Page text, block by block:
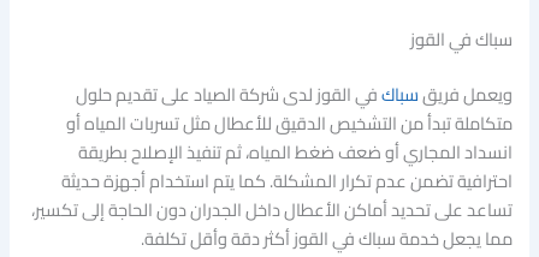
سباك في القوز
ويعمل فريقسباكفي القوز لدى شركة الصياد على تقديم حلول
متكاملة تبدأ من التشخيص الدقيق للأعطال مثل تسربات المياه أو
انسداد المجاري أو ضعف ضغط المياه، ثم تنفيذ الإصلاح بطريقة
احترافية تضمن عدم تكرار المشكلة. كما يتم استخدام أجهزة حديثة
تساعد على تحديد أماكن الأعطال داخل الجدران دون الحاجة إلى تكسير،
مما يجعل خدمة سباك في القوز أكثر دقة وأقل تكلفة.